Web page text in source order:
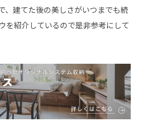
、建てた後の美しさがいつまでも続
を紹介しているので是非参考にして